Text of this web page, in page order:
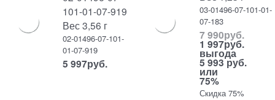
101-01-07-919
Вес 3,56 г
02-01496-07-101-
01-07-919
5 997руб.
03-01496-07-101-01-
07-183
7 990руб.
1 997руб.
выгода
5 993 руб.
или
75%
Скидка 75%